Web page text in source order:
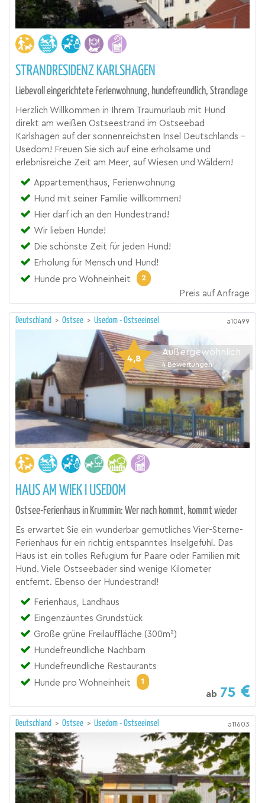
STRANDRESIDENZ KARLSHAGEN
Liebevoll eingerichtete Ferienwohnung, hundefreundlich, Strandlage
Herzlich Willkommen in Ihrem Traumurlaub mit Hund
direkt am weißen Ostseestrand im Ostseebad
Karlshagen auf der sonnenreichsten Insel Deutschlands -
Usedom! Freuen Sie sich auf eine erholsame und
erlebnisreiche Zeit am Meer, auf Wiesen und Wäldern!
Appartementhaus, Ferienwohnung
Hund mit seiner Familie willkommen!
Hier darf ich an den Hundestrand!
Wir lieben Hunde!
Die schönste Zeit für jeden Hund!
Erholung für Mensch und Hund!
Hunde pro Wohneinheit
2
Preis auf Anfrage
Deutschland > Ostsee > Usedom - Ostseeinsel a10499
4,8
Außergewöhnlich
4 Bewertungen
HAUS AM WIEK I USEDOM
Ostsee-Ferienhaus in Krummin: Wer nach kommt, kommt wieder
Es erwartet Sie ein wunderbar gemütliches Vier-Sterne-
Ferienhaus für ein richtig entspanntes Inselgefühl. Das
Haus ist ein tolles Refugium für Paare oder Familien mit
Hund. Viele Ostseebäder sind wenige Kilometer
entfernt. Ebenso der Hundestrand!
Ferienhaus, Landhaus
Eingenzäuntes Grundstück
Große grüne Freilauffläche (300m²)
Hundefreundliche Nachbarn
Hundefreundliche Restaurants
Hunde pro Wohneinheit
1
ab 75
Deutschland > Ostsee > Usedom - Ostseeinsel a11603